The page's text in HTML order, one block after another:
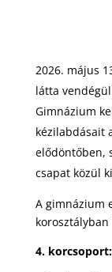
május
látta
Gimnázium
kézilabdásait
elődöntőben,
csapat közül
A gimnázium
4. korcsoport: